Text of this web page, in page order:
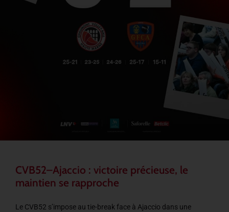
CVB52–Ajaccio : victoire précieuse, le
maintien se rapproche
Le CVB52 s’impose au tie-break face à Ajaccio dans une